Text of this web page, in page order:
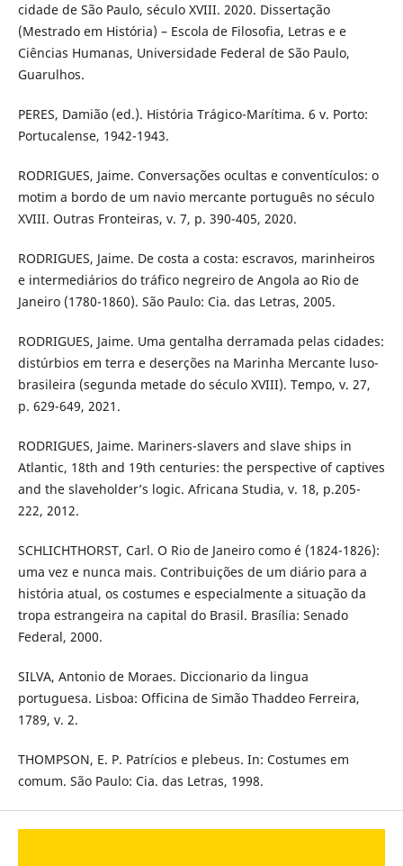
cidade de São Paulo, século XVIII. 2020. Dissertação
(Mestrado em História) – Escola de Filosofia, Letras e e
Ciências Humanas, Universidade Federal de São Paulo,
Guarulhos.
PERES, Damião (ed.). História Trágico-Marítima. 6 v. Porto:
Portucalense, 1942-1943.
RODRIGUES, Jaime. Conversações ocultas e conventículos: o
motim a bordo de um navio mercante português no século
XVIII. Outras Fronteiras, v. 7, p. 390-405, 2020.
RODRIGUES, Jaime. De costa a costa: escravos, marinheiros
e intermediários do tráfico negreiro de Angola ao Rio de
Janeiro (1780-1860). São Paulo: Cia. das Letras, 2005.
RODRIGUES, Jaime. Uma gentalha derramada pelas cidades:
distúrbios em terra e deserções na Marinha Mercante luso-
brasileira (segunda metade do século XVIII). Tempo, v. 27,
p. 629-649, 2021.
RODRIGUES, Jaime. Mariners-slavers and slave ships in
Atlantic, 18th and 19th centuries: the perspective of captives
and the slaveholder’s logic. Africana Studia, v. 18, p.205-
222, 2012.
SCHLICHTHORST, Carl. O Rio de Janeiro como é (1824-1826):
uma vez e nunca mais. Contribuições de um diário para a
história atual, os costumes e especialmente a situação da
tropa estrangeira na capital do Brasil. Brasília: Senado
Federal, 2000.
SILVA, Antonio de Moraes. Diccionario da lingua
portuguesa. Lisboa: Officina de Simão Thaddeo Ferreira,
1789, v. 2.
THOMPSON, E. P. Patrícios e plebeus. In: Costumes em
comum. São Paulo: Cia. das Letras, 1998.